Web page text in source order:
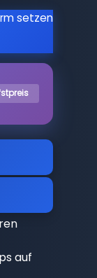
setzen
auf